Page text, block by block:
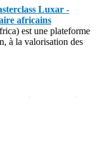
Luxar -
africains
est une plateforme
à la valorisation des
Wild Foundation
a reçu, le 1er août